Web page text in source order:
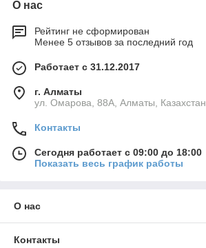
О нас
Рейтинг не сформирован
Менее 5 отзывов за последний год
Работает с 31.12.2017
г. Алматы
ул. Омарова, 88А, Алматы, Казахстан
Контакты
Сегодня работает с 09:00 до 18:00
Показать весь график работы
О нас
Контакты